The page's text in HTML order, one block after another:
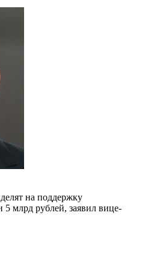
на поддержку
5 млрд рублей, заявил вице-